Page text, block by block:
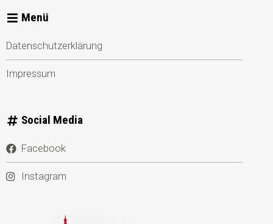
Menü
Datenschutzerklärung
Impressum
Social Media
Facebook
Instagram